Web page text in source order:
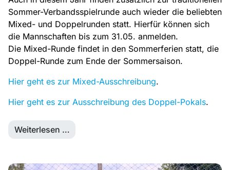
Sommer-Verbandsspielrunde auch wieder die beliebten
Mixed- und Doppelrunden statt. Hierfür können sich
die Mannschaften bis zum 31.05. anmelden.
Die Mixed-Runde findet in den Sommerferien statt, die
Doppel-Runde zum Ende der Sommersaison.
Hier geht es zur Mixed-Ausschreibung.
Hier geht es zur Ausschreibung des Doppel-Pokals.
Weiterlesen …